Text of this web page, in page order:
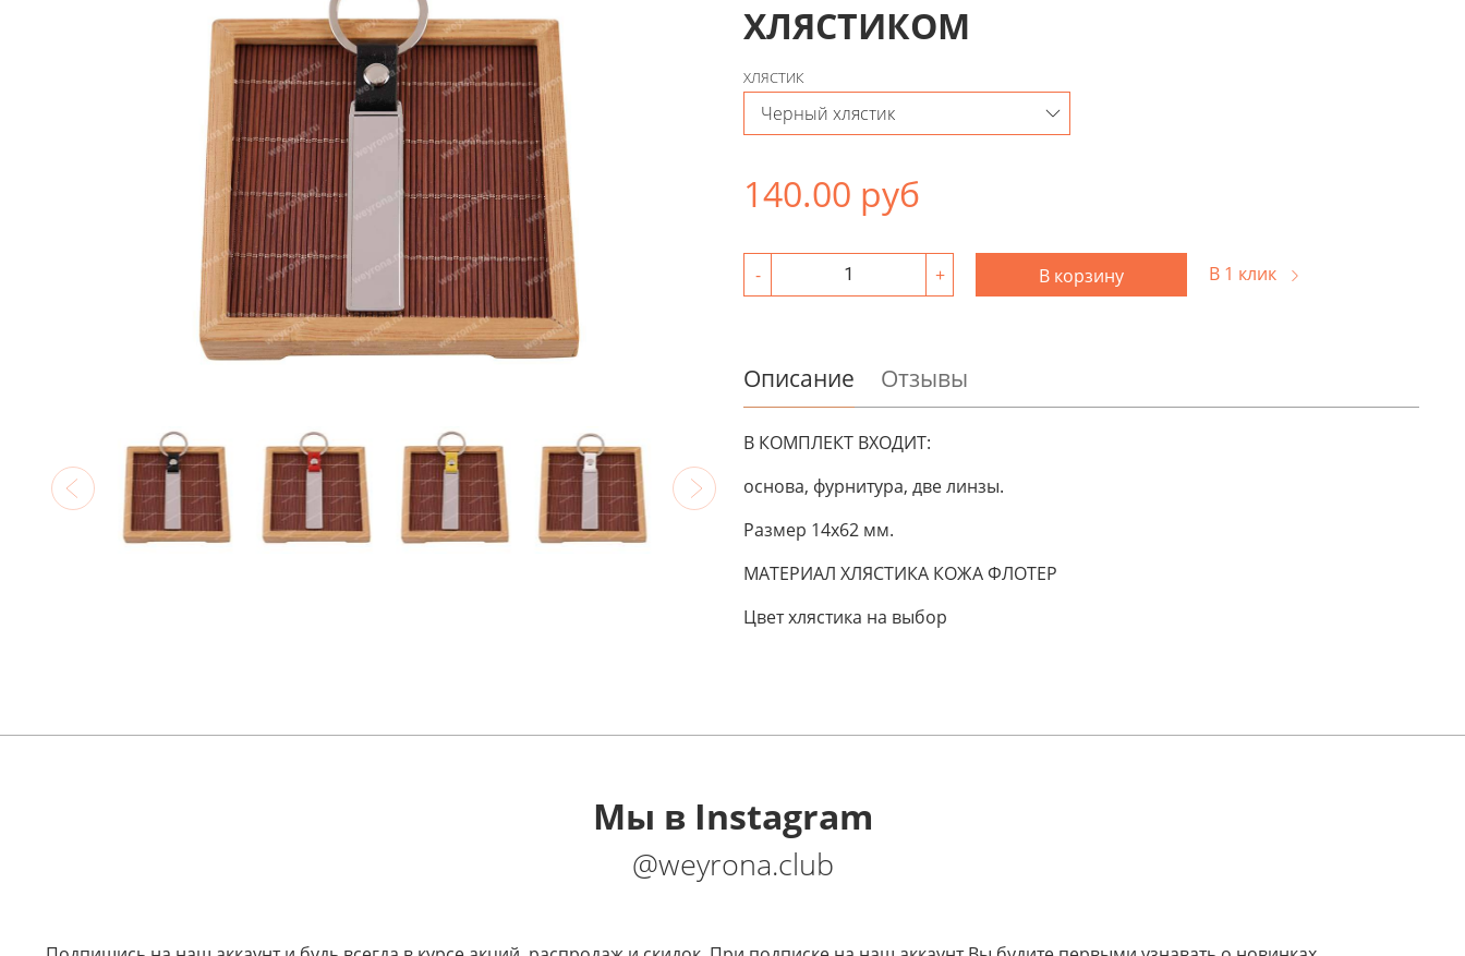
ХЛЯСТИКОМ
ХЛЯСТИК
140.00 руб
- + В корзину В 1 клик
Описание Отзывы
В КОМПЛЕКТ ВХОДИТ:
основа, фурнитура, две линзы.
Размер 14х62 мм.
МАТЕРИАЛ ХЛЯСТИКА КОЖА ФЛОТЕР
Цвет хлястика на выбор
Мы в Instagram
@weyrona.club